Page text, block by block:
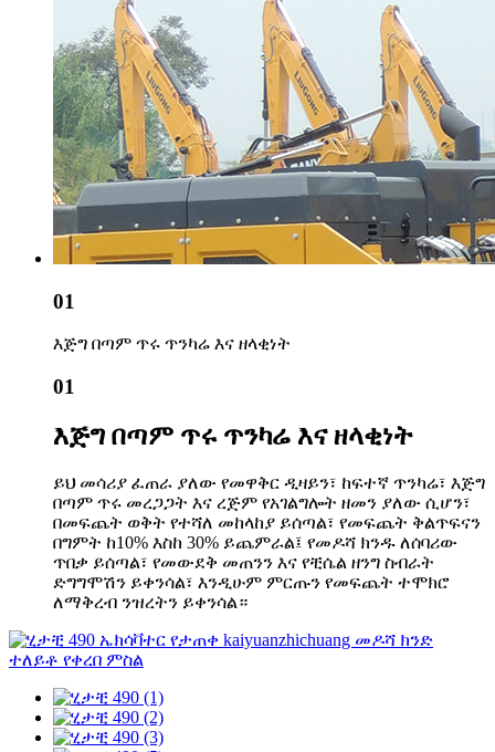
01
እጅግ በጣም ጥሩ ጥንካሬ እና ዘላቂነት
01
እጅግ በጣም ጥሩ ጥንካሬ እና ዘላቂነት
ይህ መሳሪያ ፈጠራ ያለው የመዋቅር ዲዛይን፣ ከፍተኛ ጥንካሬ፣ እጅግ
በጣም ጥሩ መረጋጋት እና ረጅም የአገልግሎት ዘመን ያለው ሲሆን፣
በመፍጨት ወቅት የተሻለ መከላከያ ይሰጣል፣ የመፍጨት ቅልጥፍናን
በግምት ከ10% እስከ 30% ይጨምራል፤ የመዶሻ ክንዱ ለሰባሪው
ጥበቃ ይሰጣል፣ የመውደቅ መጠንን እና የቺሴል ዘንግ ስብራት
ድግግሞሽን ይቀንሳል፣ እንዲሁም ምርጡን የመፍጨት ተሞክሮ
ለማቅረብ ንዝረትን ይቀንሳል።